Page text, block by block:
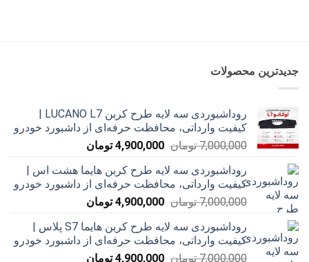
جدیدترین محصولات
روداشبوردی سه‌ لایه طرح کربن LUCANO L7 |
کیفیت وارداتی، محافظت حرفه‌ای از داشبورد خودرو
7,000,000 تومان قیمت
7,000,000 تومان
بود.
4,900,000 تومانقیمت
4,900,000 تومان
است.
روداشبوردی سه‌ لایه طرح کربن هایما هشت اس |
کیفیت وارداتی، محافظت حرفه‌ای از داشبورد خودرو
7,000,000 تومان قیمت
7,000,000 تومان
بود.
4,900,000 تومانقیمت
4,900,000 تومان
است.
روداشبوردی سه‌ لایه طرح کربن هایما S7 پلاس |
کیفیت وارداتی، محافظت حرفه‌ای از داشبورد خودرو
7,000,000 تومان قیمت
4,900,000 تومانقیمت